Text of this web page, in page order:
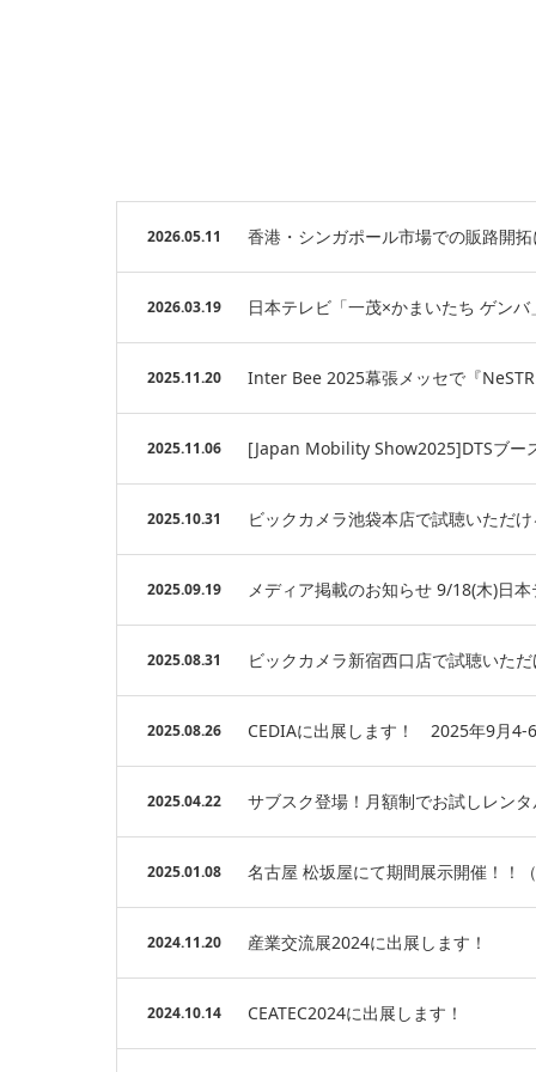
2026.05.11 香港・シンガポール市場での販路開
2026.03.19 日本テレビ「一茂×かまいたち ゲン
2025.11.20 Inter Bee 2025幕張メッセで『
2025.11.06 [Japan Mobility Show2025]DTSブー
2025.10.31 ビックカメラ池袋本店で試聴いただ
2025.09.19 メディア掲載のお知らせ 9/18(木)日
2025.08.31 ビックカメラ新宿西口店で試聴いた
2025.08.26 CEDIAに出展します！ 2025年9月
2025.04.22 サブスク登場！月額制でお試しレン
2025.01.08 名古屋 松坂屋にて期間展示開催！！
2024.11.20 産業交流展2024に出展します！
2024.10.14 CEATEC2024に出展します！